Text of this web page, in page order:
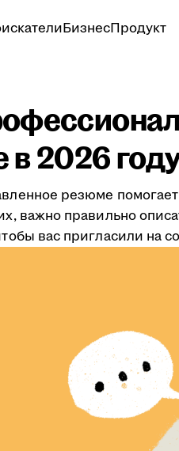
БизнесПродукт
2026
резюме
важно правильно
вас пригласили на